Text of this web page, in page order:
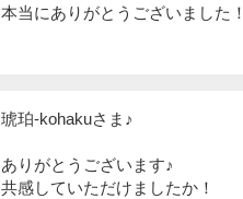
本当にありがとうございました！
琥珀-kohakuさま♪
ありがとうございます♪
共感していただけましたか！